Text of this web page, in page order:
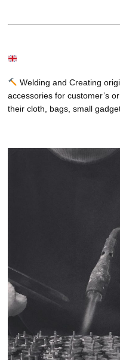
Welding and Creating
accessories for customer’s
their cloth, bags, small